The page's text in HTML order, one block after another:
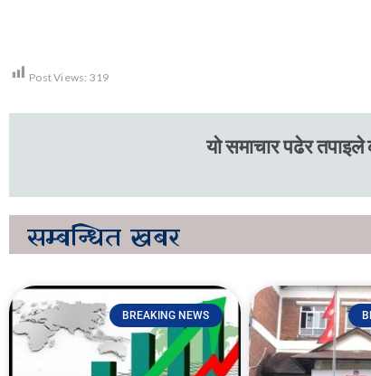
Post Views: 319
यो समाचार पढेर
सम्बन्धित खबर
BREAKING NEWS